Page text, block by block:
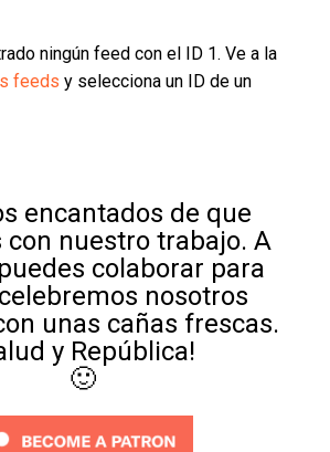
ningún feed con el ID 1. Ve a la
feeds y selecciona un ID de un
encantados de que
nuestro trabajo. A
colaborar para
nosotros
unas cañas frescas.
y República!
🙂